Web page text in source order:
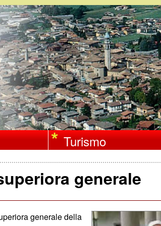
Salta
al
contenuto
principale
Turismo
generale
generale della